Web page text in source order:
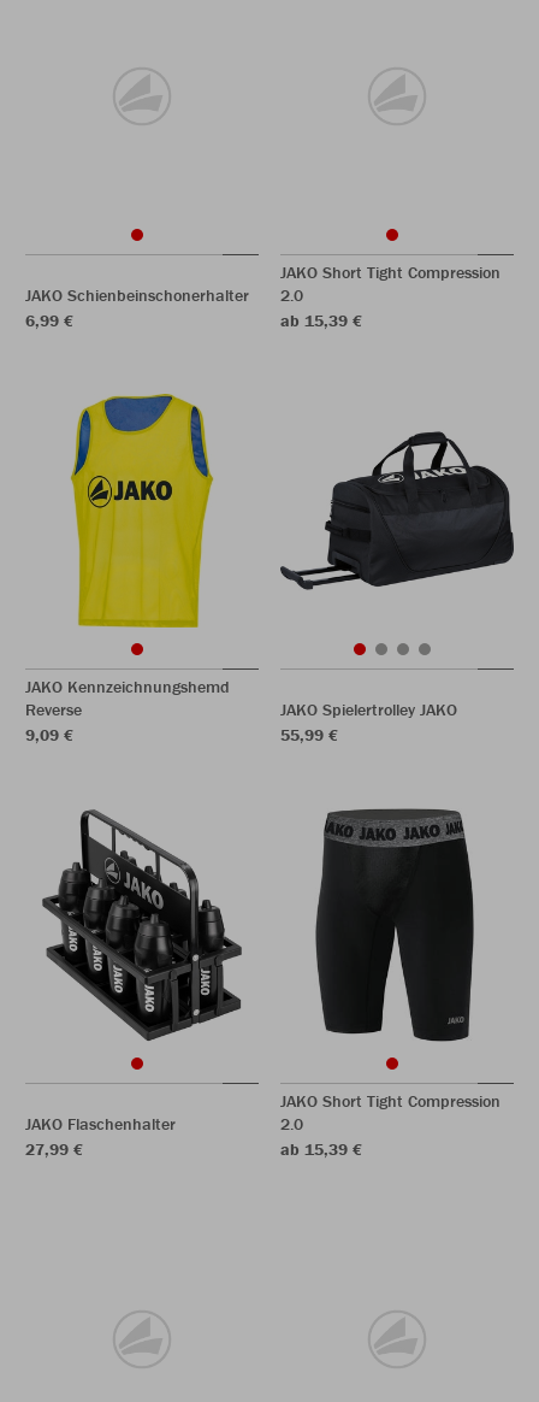
JAKO Schienbeinschonerhalter
6,99 €
JAKO Short Tight Compression
2.0
ab 15,39 €
JAKO Kennzeichnungshemd
Reverse
9,09 €
JAKO Spielertrolley JAKO
55,99 €
JAKO Flaschenhalter
27,99 €
JAKO Short Tight Compression
2.0
ab 15,39 €